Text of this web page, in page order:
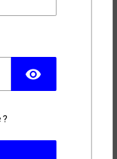
visibility
?
de nicotine